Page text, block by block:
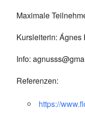
Maximale
Kursleiterin: Ágnes
Info:
Referenzen:
https://